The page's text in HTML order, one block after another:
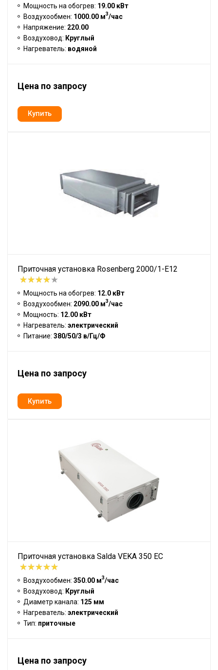
Мощность на обогрев: 19.00 кВт
Воздухообмен: 1000.00 м3/час
Напряжение: 220.00
Воздуховод: Круглый
Нагреватель: водяной
Цена по запросу
Приточная установка Rosenberg 2000/1-E12
Мощность на обогрев: 12.0 кВт
Воздухообмен: 2090.00 м3/час
Мощность: 12.00 кВт
Нагреватель: электрический
Питание: 380/50/3 в/Гц/Ф
Цена по запросу
Приточная установка Salda VEKA 350 EC
Воздухообмен: 350.00 м3/час
Воздуховод: Круглый
Диаметр канала: 125 мм
Нагреватель: электрический
Тип: приточные
Цена по запросу